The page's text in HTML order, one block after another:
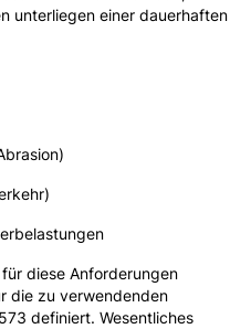
unterliegen einer dauerhaften
diese Anforderungen
die zu verwendenden
definiert. Wesentliches